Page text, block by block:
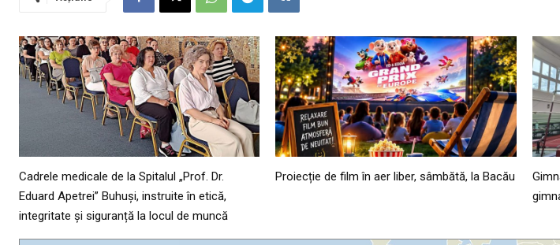
Cadrele medicale de la Spitalul „Prof. Dr.
Eduard Apetrei” Buhuși, instruite în etică,
integritate și siguranță la locul de muncă
Proiecție de film în aer liber, sâmbătă, la Bacău